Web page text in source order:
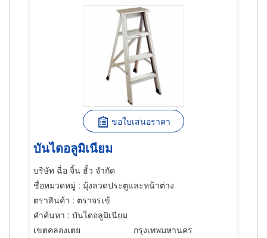
ขอใบเสนอราคา
บันไดอลูมิเนียม
บริษัท ฉื่อ จิ้น ฮั้ว จำกัด
ชื่อหมวดหมู่ : มุ้งลวดประตูและหน้าต่าง
ตราสินค้า : ตราจรเข้
คำค้นหา : บันไดอลูมิเนียม
เขตคลองเตย
กรุงเทพมหานคร